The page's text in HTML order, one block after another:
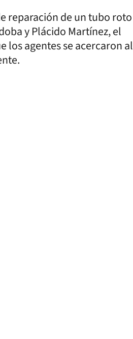
reparación de un tubo roto
y Plácido Martínez, el
los agentes se acercaron al